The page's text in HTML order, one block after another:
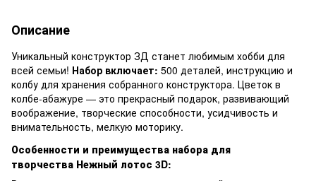
Описание
Уникальный конструктор ЗД станет любимым хобби для
всей семьи! Набор включает: 500 деталей, инструкцию и
колбу для хранения собранного конструктора. Цветок в
колбе-абажуре — это прекрасный подарок, развивающий
воображение, творческие способности, усидчивость и
внимательность, мелкую моторику.
Особенности и преимущества набора для
творчества Нежный лотос 3D: